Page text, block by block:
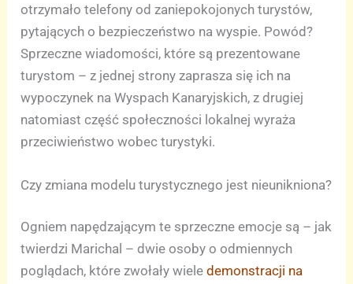
otrzymało telefony od zaniepokojonych turystów,
pytających o bezpieczeństwo na wyspie. Powód?
Sprzeczne wiadomości, które są prezentowane
turystom – z jednej strony zaprasza się ich na
wypoczynek na Wyspach Kanaryjskich, z drugiej
natomiast część społeczności lokalnej wyraża
przeciwieństwo wobec turystyki.
Czy zmiana modelu turystycznego jest nieunikniona?
Ogniem napędzającym te sprzeczne emocje są – jak
twierdzi Marichal – dwie osoby o odmiennych
poglądach, które zwołały wieledemonstracji na